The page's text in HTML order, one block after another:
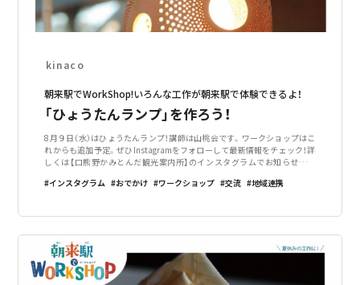
kinaco
朝来駅でWorkShop!いろんな工作が朝来駅で体験できるよ！
「ひょうたんランプ」を作ろう！
8月９日（水）はひょうたんランプ！講師は山桃会です。ワークショップはこ
れからも追加予定。ぜひInstagramをフォローして最新情報をチェック！詳
しくは【口熊野かみとんだ観光案内所】のインスタグラムでお知らせしま
クショップを開催しま
インスタグラム おでかけ ワークショップ 交流 地域連携